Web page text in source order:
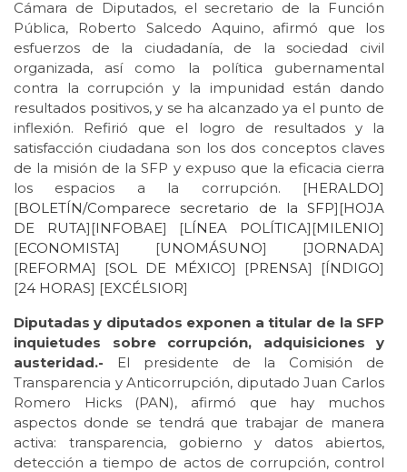
Cámara de Diputados, el secretario de la Función
Pública, Roberto Salcedo Aquino, afirmó que los
esfuerzos de la ciudadanía, de la sociedad civil
organizada, así como la política gubernamental
contra la corrupción y la impunidad están dando
resultados positivos, y se ha alcanzado ya el punto de
inflexión. Refirió que el logro de resultados y la
satisfacción ciudadana son los dos conceptos claves
de la misión de la SFP y expuso que la eficacia cierra
los espacios a la corrupción. [HERALDO]
[BOLETÍN/Comparece secretario de la SFP][HOJA
DE RUTA][INFOBAE] [LÍNEA POLÍTICA][MILENIO]
[ECONOMISTA] [UNOMÁSUNO] [JORNADA]
[REFORMA] [SOL DE MÉXICO] [PRENSA] [ÍNDIGO]
[24 HORAS] [EXCÉLSIOR]
Diputadas y diputados exponen a titular de la SFP
inquietudes sobre corrupción, adquisiciones y
austeridad.- El presidente de la Comisión de
Transparencia y Anticorrupción, diputado Juan Carlos
Romero Hicks (PAN), afirmó que hay muchos
aspectos donde se tendrá que trabajar de manera
activa: transparencia, gobierno y datos abiertos,
detección a tiempo de actos de corrupción, control